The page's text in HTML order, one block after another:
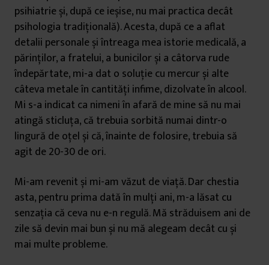
psihiatrie și, după ce ieșise, nu mai practica decât
psihologia tradițională). Acesta, după ce a aflat
detalii personale și întreaga mea istorie medicală, a
părinților, a fratelui, a bunicilor și a câtorva rude
îndepărtate, mi-a dat o soluție cu mercur și alte
câteva metale în cantități infime, dizolvate în alcool.
Mi s-a indicat ca nimeni în afară de mine să nu mai
atingă sticluța, că trebuia sorbită numai dintr-o
lingură de oțel și că, înainte de folosire, trebuia să
agit de 20-30 de ori.
Mi-am revenit și mi-am văzut de viață. Dar chestia
asta, pentru prima dată în mulți ani, m-a lăsat cu
senzația că ceva nu e-n regulă. Mă străduisem ani de
zile să devin mai bun și nu mă alegeam decât cu și
mai multe probleme.